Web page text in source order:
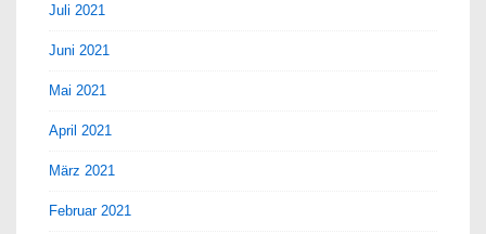
Juli 2021
Juni 2021
Mai 2021
April 2021
März 2021
Februar 2021